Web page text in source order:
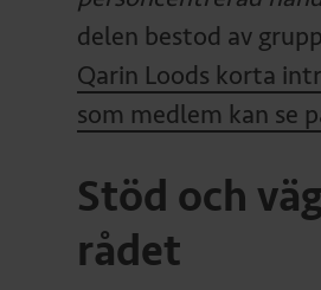
delen bestod av
Qarin Loods korta
som medlem kan se
Stöd och
rådet